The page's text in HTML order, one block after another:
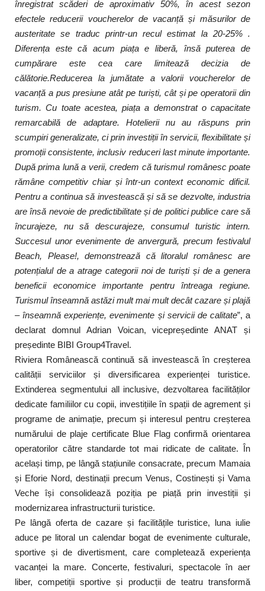
înregistrat scăderi de aproximativ 50%, în acest sezon
efectele reducerii voucherelor de vacanță și măsurilor de
austeritate se traduc printr-un recul estimat la 20-25% .
Diferența este că acum piața e liberă, însă puterea de
cumpărare este cea care limitează decizia de
călătorie.Reducerea la jumătate a valorii voucherelor de
vacanță a pus presiune atât pe turiști, cât și pe operatorii din
turism. Cu toate acestea, piața a demonstrat o capacitate
remarcabilă de adaptare. Hotelierii nu au răspuns prin
scumpiri generalizate, ci prin investiții în servicii, flexibilitate și
promoții consistente, inclusiv reduceri last minute importante.
După prima lună a verii, credem că turismul românesc poate
rămâne competitiv chiar și într-un context economic dificil.
Pentru a continua să investească și să se dezvolte, industria
are însă nevoie de predictibilitate și de politici publice care să
încurajeze, nu să descurajeze, consumul turistic intern.
Succesul unor evenimente de anvergură, precum festivalul
Beach, Please!, demonstrează că litoralul românesc are
potențialul de a atrage categorii noi de turiști și de a genera
beneficii economice importante pentru întreaga regiune.
Turismul înseamnă astăzi mult mai mult decât cazare și plajă
– înseamnă experiențe, evenimente și servicii de calitate”, a
declarat domnul Adrian Voican, vicepreședinte ANAT și
președinte BIBI Group4Travel.
Riviera Românească continuă să investească în creșterea
calității serviciilor și diversificarea experienței turistice.
Extinderea segmentului all inclusive, dezvoltarea facilităților
dedicate familiilor cu copii, investițiile în spații de agrement și
programe de animație, precum și interesul pentru creșterea
numărului de plaje certificate Blue Flag confirmă orientarea
operatorilor către standarde tot mai ridicate de calitate. În
același timp, pe lângă stațiunile consacrate, precum Mamaia
și Eforie Nord, destinații precum Venus, Costinești și Vama
Veche își consolidează poziția pe piață prin investiții și
modernizarea infrastructurii turistice.
Pe lângă oferta de cazare și facilitățile turistice, luna iulie
aduce pe litoral un calendar bogat de evenimente culturale,
sportive și de divertisment, care completează experiența
vacanței la mare. Concerte, festivaluri, spectacole în aer
liber, competiții sportive și producții de teatru transformă